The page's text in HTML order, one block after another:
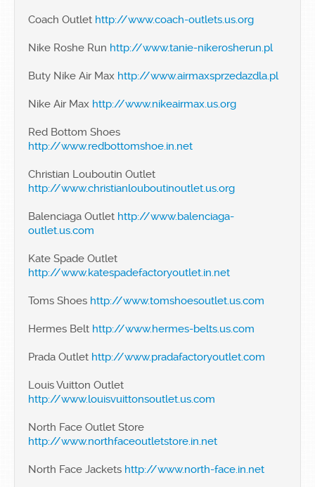
Coach Outlet http://www.coach-outlets.us.org
Nike Roshe Run http://www.tanie-nikerosherun.pl
Buty Nike Air Max http://www.airmaxsprzedazdla.pl
Nike Air Max http://www.nikeairmax.us.org
Red Bottom Shoes
http://www.redbottomshoe.in.net
Christian Louboutin Outlet
http://www.christianlouboutinoutlet.us.org
Balenciaga Outlet http://www.balenciaga-
outlet.us.com
Kate Spade Outlet
http://www.katespadefactoryoutlet.in.net
Toms Shoes http://www.tomshoesoutlet.us.com
Hermes Belt http://www.hermes-belts.us.com
Prada Outlet http://www.pradafactoryoutlet.com
Louis Vuitton Outlet
http://www.louisvuittonsoutlet.us.com
North Face Outlet Store
http://www.northfaceoutletstore.in.net
North Face Jackets http://www.north-face.in.net